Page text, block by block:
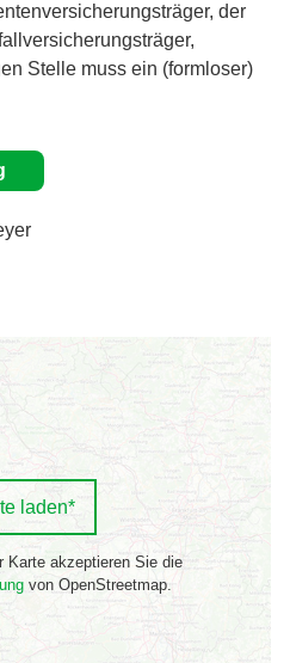
der
Stelle muss ein (formloser)
laden*
Karte akzeptieren Sie die
von OpenStreetmap.